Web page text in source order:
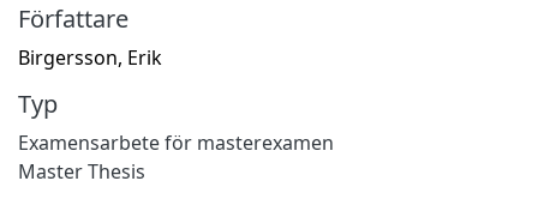
Författare
Birgersson, Erik
Typ
Examensarbete för masterexamen
Master Thesis